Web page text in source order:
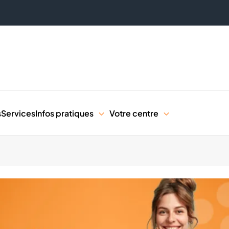
ServicesInfos pratiques Votre centre